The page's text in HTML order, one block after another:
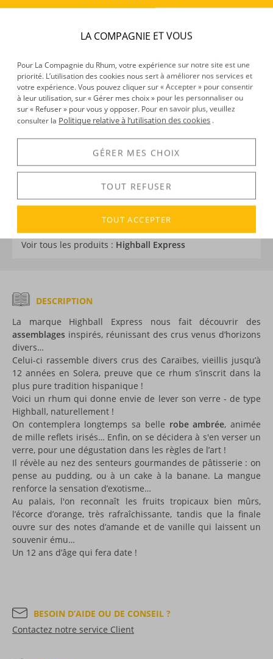
Entre le10/08/2026et le11/08/2026
CARACTÉRISTIQUES DU PRODUIT
Type d’alcool :Rhum traditionnel
Provenance :Caraïbe
Distillation :Inconnu
Environnement de vieillissement : Tropical
Volume :70CL
Voir tous les produits : Highball Express
DESCRIPTION
La marque Highball Express nous fait découvrir des
assemblages inspirés, réunissant des crus venus d’horizons
divers…
Celui-ci rassemble divers crus des Caraïbes, vieillis jusqu’à
12 années en Solera, preuve que ce rhum s’inscrit dans la
plus pure tradition hispanique !
Voici un rhum qui donne envie de lever son verre - de type
Highball, naturellement !
On contemplera longtemps sa belle robe ambrée, animée
de mille reflets irisés… Enfin, on se décidera à s'en verser un
verre, pour une dégustation dans les règles de l’art !
Il révèle au nez des senteurs gourmandes de pâtisserie : on
pense au pudding, ou à un cake à la banane. La mangue
renforce la sensation d’exotisme…
Au palais, l'on reconnaît les fruits tropicaux bien mûrs,
l’écorce d’orange, très rafraîchissante, tandis que la finale
ouvre sur des notes d’amande et de vanille qui laissent un
souvenir ému…
Un 12 ans d’âge qui fera date !
BESOIN D’AIDE OU DE CONSEIL ?
Contactez notre service Client
LA COMPAGNIE ET VOUS
Pour La Compagnie du Rhum, votre expérience sur notre site est une
priorité. L’utilisation des cookies nous sert à améliorer nos services et
votre expérience. Vous pouvez cliquer sur « Accepter » pour consentir
à leur utilisation, sur « Gérer mes choix » pour les personnaliser ou
sur « Refuser » pour vous y opposer. Pour en savoir plus, veuillez
consulter la Politique relative à l’utilisation des cookies .
GÉRER MES CHOIX
TOUT REFUSER
TOUT ACCEPTER